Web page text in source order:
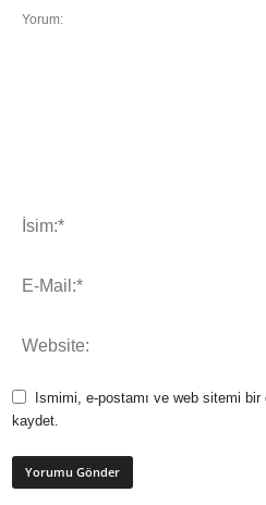
Ismimi, e-postamı ve web sitemi bir
kaydet.